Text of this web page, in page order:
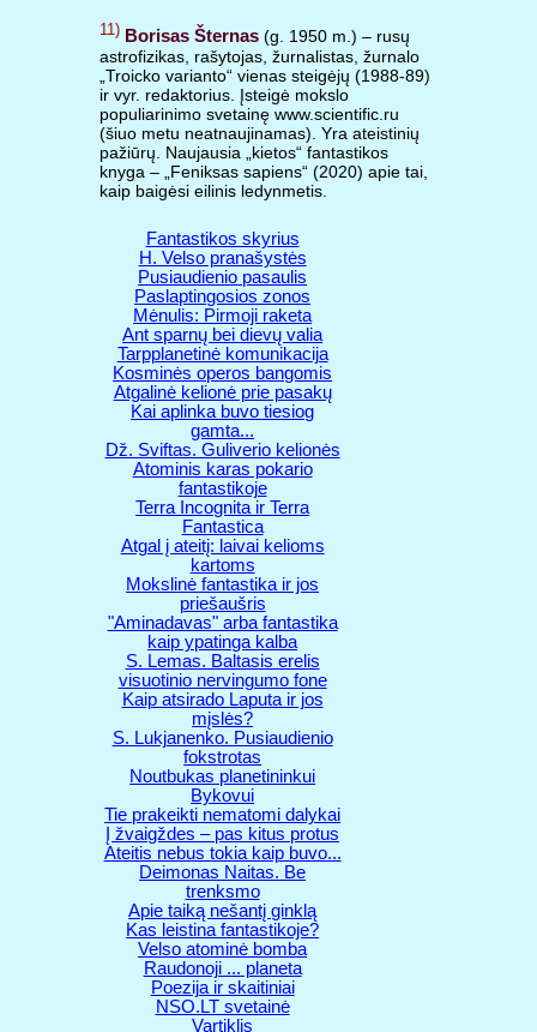
11) Borisas Šternas (g. 1950 m.) – rusų
astrofizikas, rašytojas, žurnalistas, žurnalo
„Troicko varianto“ vienas steigėjų (1988-89)
ir vyr. redaktorius. Įsteigė mokslo
populiarinimo svetainę www.scientific.ru
(šiuo metu neatnaujinamas). Yra ateistinių
pažiūrų. Naujausia „kietos“ fantastikos
knyga – „Feniksas sapiens“ (2020) apie tai,
kaip baigėsi eilinis ledynmetis.
Fantastikos skyrius
H. Velso pranašystės
Pusiaudienio pasaulis
Paslaptingosios zonos
Mėnulis: Pirmoji raketa
Ant sparnų bei dievų valia
Tarpplanetinė komunikacija
Kosminės operos bangomis
Atgalinė kelionė prie pasakų
Kai aplinka buvo tiesiog
gamta...
Dž. Sviftas. Guliverio kelionės
Atominis karas pokario
fantastikoje
Terra Incognita ir Terra
Fantastica
Atgal į ateitį: laivai kelioms
kartoms
Mokslinė fantastika ir jos
priešaušris
"Aminadavas" arba fantastika
kaip ypatinga kalba
S. Lemas. Baltasis erelis
visuotinio nervingumo fone
Kaip atsirado Laputa ir jos
mįslės?
S. Lukjanenko. Pusiaudienio
fokstrotas
Noutbukas planetininkui
Bykovui
Tie prakeikti nematomi dalykai
Į žvaigždes – pas kitus protus
Ateitis nebus tokia kaip buvo...
Deimonas Naitas. Be
trenksmo
Apie taiką nešantį ginklą
Kas leistina fantastikoje?
Velso atominė bomba
Raudonoji ... planeta
Poezija ir skaitiniai
NSO.LT svetainė
Vartiklis